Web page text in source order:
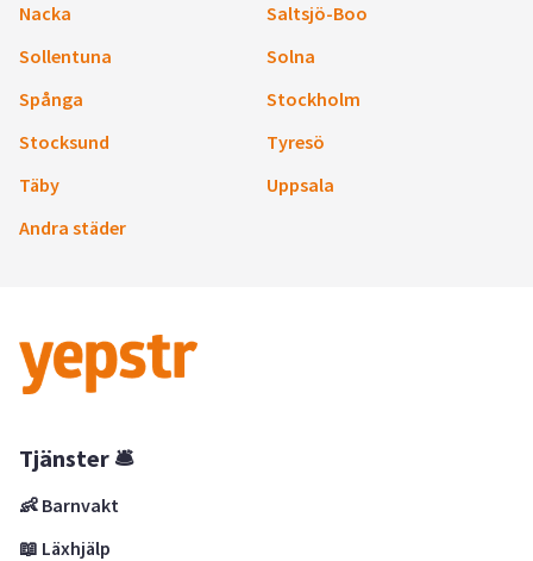
Nacka
Saltsjö-Boo
Sollentuna
Solna
Spånga
Stockholm
Stocksund
Tyresö
Täby
Uppsala
Andra städer
Tjänster 🛎
👶 Barnvakt
📖 Läxhjälp